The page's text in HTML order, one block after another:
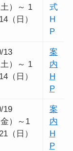
土）～ 1
（日）
式
H
P
13
土）～ 1
（日）
案
内
H
P
19
金）～1
（日）
案
内
H
P